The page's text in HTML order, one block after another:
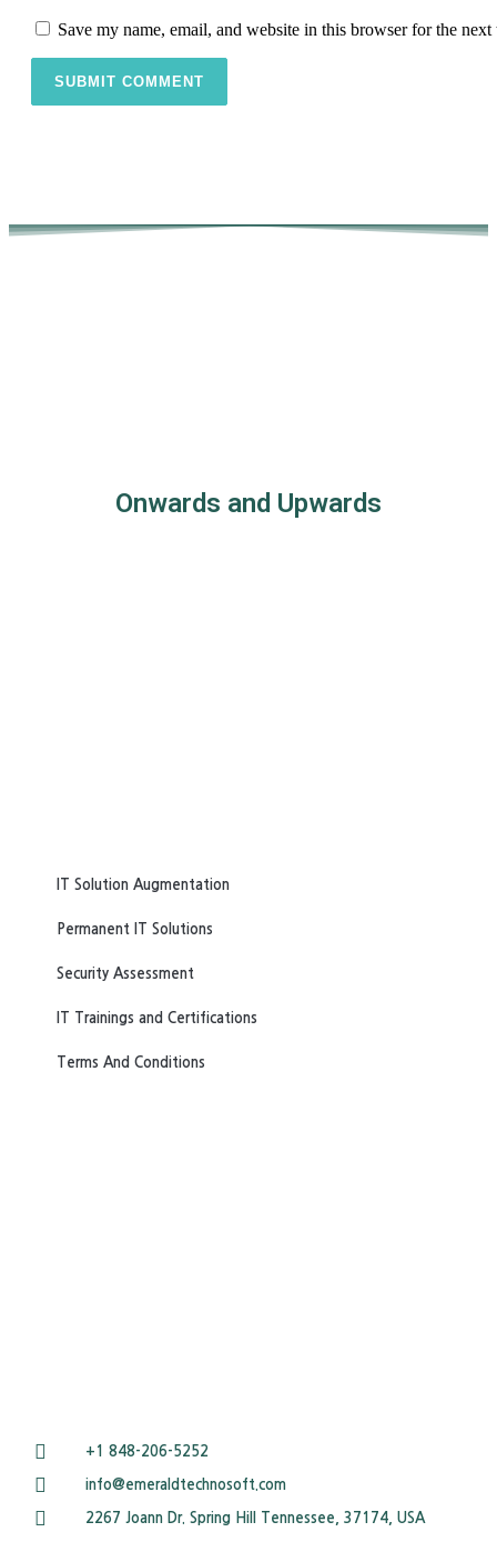
Save my name, email, and website in this browser for the
Onwards and Upwards
IT Solution Augmentation
Permanent IT Solutions
Security Assessment
IT Trainings and Certifications
Terms And Conditions
+1 848-206-5252
info@emeraldtechnosoft.com
2267 Joann Dr. Spring Hill Tennessee, 37174, USA